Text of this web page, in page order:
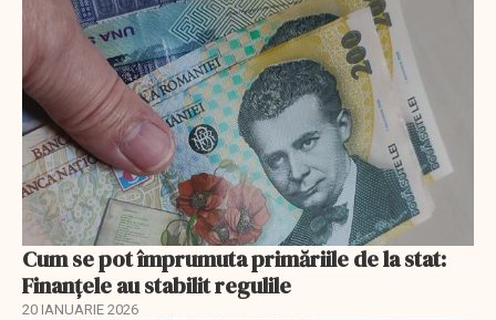
Cum se pot împrumuta primăriile de la stat:
Finanțele au stabilit regulile
20 IANUARIE 2026